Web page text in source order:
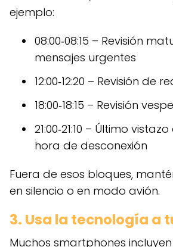
ejemplo:
08:00‑08:15 – Revisión
mensajes urgentes
12:00‑12:20 – Revisión de
18:00‑18:15 – Revisión
21:00‑21:10 – Último
hora de desconexión
Fuera de esos bloques,
en silencio o en modo avión.
3. Usa la tecnología a
Muchos smartphones